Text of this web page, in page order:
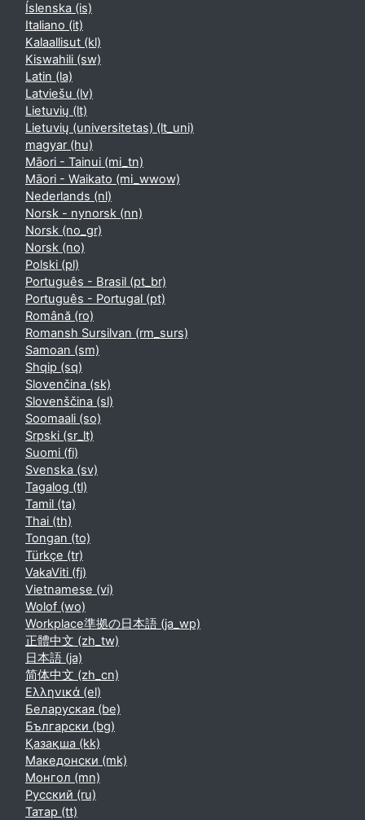
Íslenska ‎(is)‎
Italiano ‎(it)‎
Kalaallisut ‎(kl)‎
Kiswahili ‎(sw)‎
Latin ‎(la)‎
Latviešu ‎(lv)‎
Lietuvių ‎(lt)‎
Lietuvių (universitetas) ‎(lt_uni)‎
magyar ‎(hu)‎
Māori - Tainui ‎(mi_tn)‎
Māori - Waikato ‎(mi_wwow)‎
Nederlands ‎(nl)‎
Norsk - nynorsk ‎(nn)‎
Norsk ‎(no_gr)‎
Norsk ‎(no)‎
Polski ‎(pl)‎
Português - Brasil ‎(pt_br)‎
Português - Portugal ‎(pt)‎
Română ‎(ro)‎
Romansh Sursilvan ‎(rm_surs)‎
Samoan ‎(sm)‎
Shqip ‎(sq)‎
Slovenčina ‎(sk)‎
Slovenščina ‎(sl)‎
Soomaali ‎(so)‎
Srpski ‎(sr_lt)‎
Suomi ‎(fi)‎
Svenska ‎(sv)‎
Tagalog ‎(tl)‎
Tamil ‎(ta)‎
Thai ‎(th)‎
Tongan ‎(to)‎
Türkçe ‎(tr)‎
VakaViti ‎(fj)‎
Vietnamese ‎(vi)‎
Wolof ‎(wo)‎
Workplace準拠の日本語 ‎(ja_wp)‎
正體中文 ‎(zh_tw)‎
日本語 ‎(ja)‎
简体中文 ‎(zh_cn)‎
Ελληνικά ‎(el)‎
Беларуская ‎(be)‎
Български ‎(bg)‎
Қазақша ‎(kk)‎
Македонски ‎(mk)‎
Монгол ‎(mn)‎
Русский ‎(ru)‎
Татар ‎(tt)‎